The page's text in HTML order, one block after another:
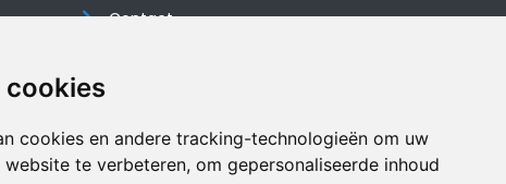
cookies
cookies en andere tracking-technologieën om uw
te verbeteren, om gepersonaliseerde inhoud
Contact
Disclaimer
Vakantiehuis website